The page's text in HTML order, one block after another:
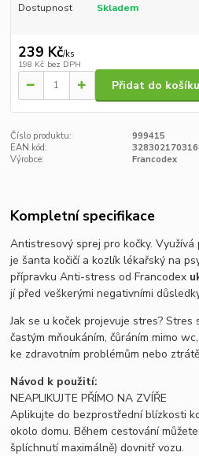
Dostupnost Skladem
239 Kč/ks
198 Kč bez DPH
Přidat do košíku
Číslo produktu:
999415
EAN kód:
Výrobce:
Francodex
Kompletní specifikace
Antistresový sprej pro kočky.
je šanta kočičí a kozlík lékařský na
přípravku Anti-stress od Francodex
jí před veškerými negativními
Jak se u koček projevuje stres?
častým mňoukáním, čůráním mimo
ke zdravotním problémům nebo
Návod k použití:
NEAPLIKUJTE PŘÍMO NA ZVÍŘE
Aplikujte do bezprostřední blízkosti
okolo domu. Během cestování
šplíchnutí maximálně) dovnitř vozu.